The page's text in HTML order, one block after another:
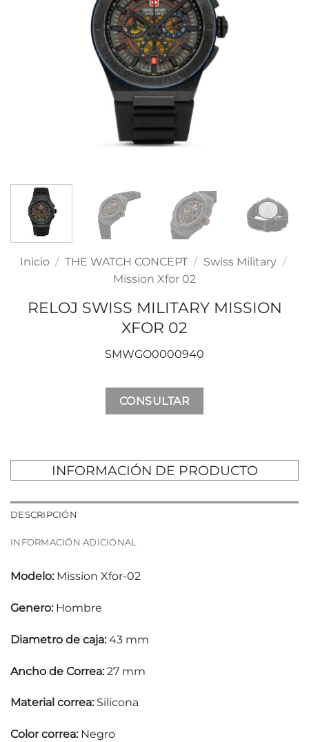
Inicio / THE WATCH CONCEPT / Swiss Military /
Mission Xfor 02
RELOJ SWISS MILITARY MISSION
XFOR 02
SMWGO0000940
CONSULTAR
INFORMACIÓN DE PRODUCTO
DESCRIPCIÓN
INFORMACIÓN ADICIONAL
Modelo:Mission Xfor-02
Genero:Hombre
Diametro de caja:43 mm
Ancho de Correa:27 mm
Material correa:Silicona
Color correa:Negro